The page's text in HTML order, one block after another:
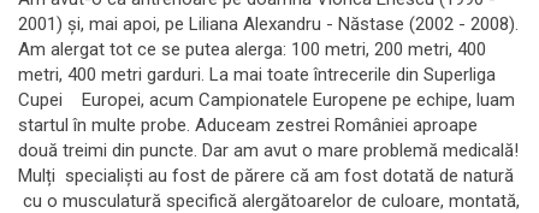
2001) și, mai apoi, pe Liliana Alexandru - Năstase (2002 - 2008).
Am alergat tot ce se putea alerga: 100 metri, 200 metri, 400
metri, 400 metri garduri. La mai toate întrecerile din Superliga
Cupei Europei, acum Campionatele Europene pe echipe, luam
startul în multe probe. Aduceam zestrei României aproape
două treimi din puncte. Dar am avut o mare problemă medicală!
Mulți specialiști au fost de părere că am fost dotată de natură
cu o musculatură specifică alergătoarelor de culoare, montată,